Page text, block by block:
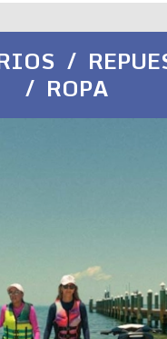
/
/ ROPA